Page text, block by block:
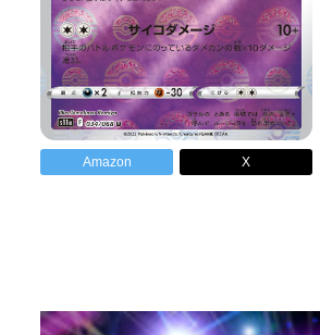
Amazon X